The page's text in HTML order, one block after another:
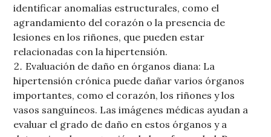
identificar anomalías estructurales, como el
agrandamiento del corazón o la presencia de
lesiones en los riñones, que pueden estar
relacionadas con la hipertensión.
Evaluación de daño en órganos diana: La
hipertensión crónica puede dañar varios órganos
importantes, como el corazón, los riñones y los
vasos sanguíneos. Las imágenes médicas ayudan a
evaluar el grado de daño en estos órganos y a